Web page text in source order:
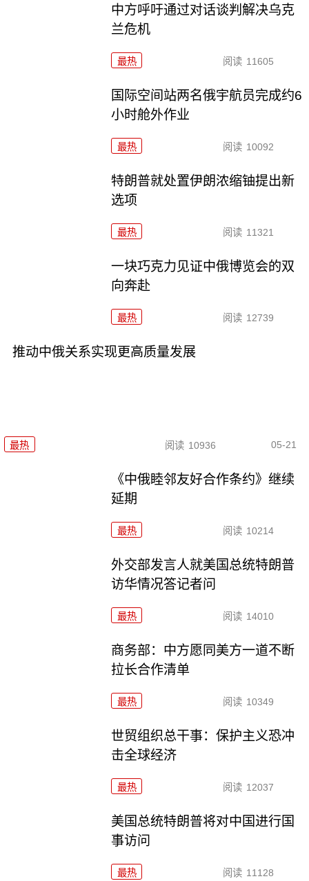
中方呼吁通过对话谈判解决乌克
兰危机
最热 阅读 11605
国际空间站两名俄宇航员完成约6
小时舱外作业
最热 阅读 10092
特朗普就处置伊朗浓缩铀提出新
选项
最热 阅读 11321
一块巧克力见证中俄博览会的双
向奔赴
最热 阅读 12739
推动中俄关系实现更高质量发展
最热 阅读 10936 05-21
《中俄睦邻友好合作条约》继续
延期
最热 阅读 10214
外交部发言人就美国总统特朗普
访华情况答记者问
最热 阅读 14010
商务部：中方愿同美方一道不断
拉长合作清单
最热 阅读 10349
世贸组织总干事：保护主义恐冲
击全球经济
最热 阅读 12037
美国总统特朗普将对中国进行国
事访问
最热 阅读 11128